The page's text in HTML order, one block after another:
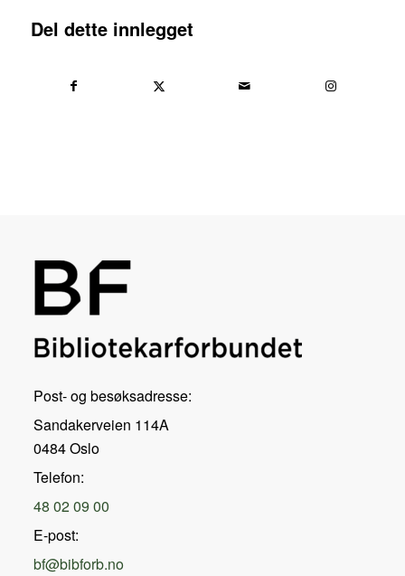
Del dette innlegget
Post- og besøksadresse:
Sandakerveien 114A
0484 Oslo
Telefon:
48 02 09 00
E-post:
bf@bibforb.no